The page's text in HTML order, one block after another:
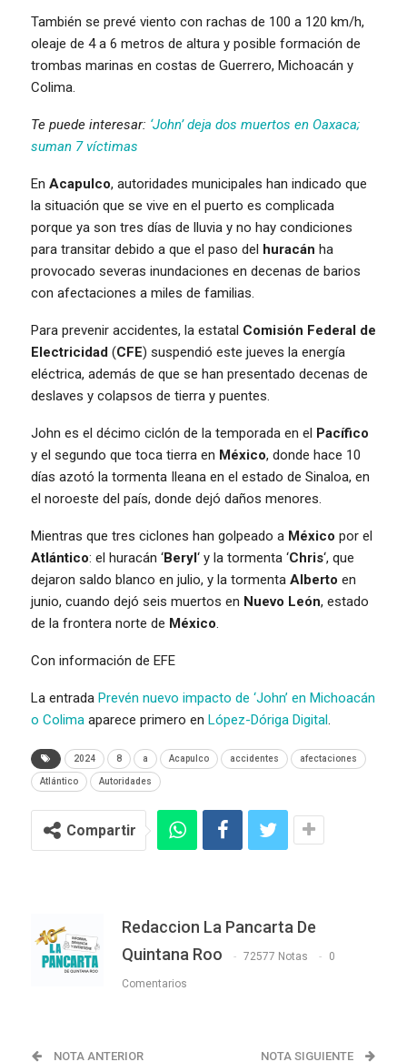
También se prevé viento con rachas de 100 a 120 km/h,
oleaje de 4 a 6 metros de altura y posible formación de
trombas marinas en costas de Guerrero, Michoacán y
Colima.
Te puede interesar: ‘John’ deja dos muertos en Oaxaca;
suman 7 víctimas
En Acapulco, autoridades municipales han indicado que
la situación que se vive en el puerto es complicada
porque ya son tres días de lluvia y no hay condiciones
para transitar debido a que el paso del
huracán ha
provocado severas inundaciones en decenas de barios
con afectaciones a miles de familias.
Para prevenir accidentes, la estatal Comisión Federal de
Electricidad (CFE) suspendió este jueves la energía
eléctrica, además de que se han presentado decenas de
deslaves y colapsos de tierra y puentes.
John es el décimo ciclón de la temporada en el
Pacífico
y el segundo que toca tierra en México, donde hace 10
días azotó la tormenta Ileana en el estado de Sinaloa, en
el noroeste del país, donde dejó daños menores.
Mientras que tres ciclones han golpeado a México por el
Atlántico: el huracán ‘Beryl ‘ y la tormenta ‘Chris‘, que
dejaron saldo blanco en julio, y la tormenta Alberto en
junio, cuando dejó seis muertos en Nuevo León, estado
de la frontera norte de México.
Con información de EFE
La entrada Prevén nuevo impacto de ‘John’ en Michoacán
o Colima aparece primero en López-Dóriga Digital.
2024 8 a Acapulco accidentes afectaciones
Atlántico Autoridades
Compartir
Redaccion La Pancarta De
Quintana Roo
72577 Notas 0
Comentarios
NOTA ANTERIOR NOTA SIGUIENTE